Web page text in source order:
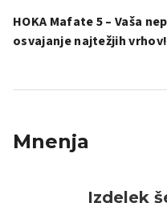
HOKA Mafate 5 – Vaša
osvajanje najtežjih vrhov!
Mnenja
Izdelek